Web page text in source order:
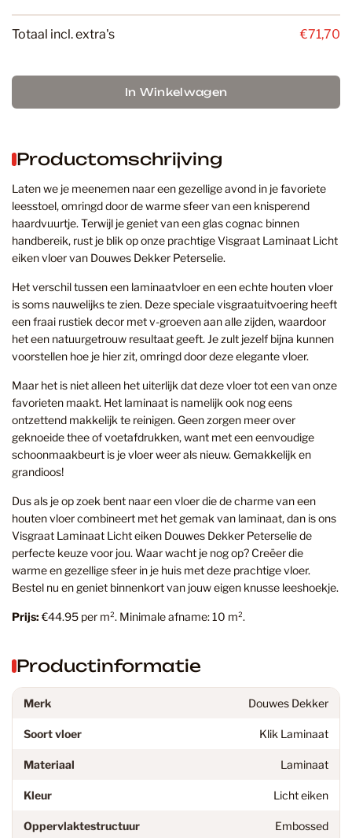
Totaal incl. extra's €71,70
In Winkelwagen
Productomschrijving
Laten we je meenemen naar een gezellige avond in je favoriete
leesstoel, omringd door de warme sfeer van een knisperend
haardvuurtje. Terwijl je geniet van een glas cognac binnen
handbereik, rust je blik op onze prachtige Visgraat Laminaat Licht
eiken vloer van Douwes Dekker Peterselie.
Het verschil tussen een laminaatvloer en een echte houten vloer
is soms nauwelijks te zien. Deze speciale visgraatuitvoering heeft
een fraai rustiek decor met v-groeven aan alle zijden, waardoor
het een natuurgetrouw resultaat geeft. Je zult jezelf bijna kunnen
voorstellen hoe je hier zit, omringd door deze elegante vloer.
Maar het is niet alleen het uiterlijk dat deze vloer tot een van onze
favorieten maakt. Het laminaat is namelijk ook nog eens
ontzettend makkelijk te reinigen. Geen zorgen meer over
geknoeide thee of voetafdrukken, want met een eenvoudige
schoonmaakbeurt is je vloer weer als nieuw. Gemakkelijk en
grandioos!
Dus als je op zoek bent naar een vloer die de charme van een
houten vloer combineert met het gemak van laminaat, dan is ons
Visgraat Laminaat Licht eiken Douwes Dekker Peterselie de
perfecte keuze voor jou. Waar wacht je nog op? Creëer die
warme en gezellige sfeer in je huis met deze prachtige vloer.
Bestel nu en geniet binnenkort van jouw eigen knusse leeshoekje.
Prijs:€44.95 per m². Minimale afname: 10 m².
Productinformatie
Merk Douwes Dekker
Soort vloer Klik Laminaat
Materiaal Laminaat
Kleur Licht eiken
Oppervlaktestructuur Embossed